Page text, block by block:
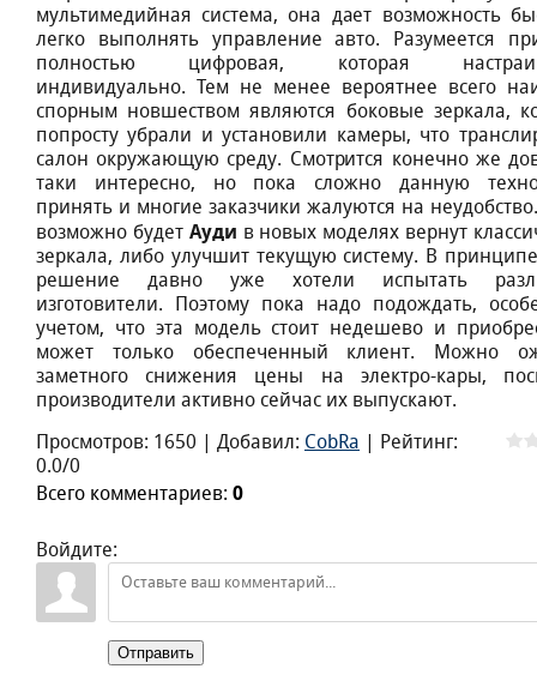
мультимедийная система, она дает возможность
легко выполнять управление авто. Разумеется
полностью цифровая, которая
индивидуально. Тем не менее вероятнее всего
спорным новшеством являются боковые зеркала,
попросту убрали и установили камеры, что
салон окружающую среду. Смотрится конечно же
таки интересно, но пока сложно данную
принять и многие заказчики жалуются на
возможно будет Ауди в новых моделях вернут
зеркала, либо улучшит текущую систему. В
решение давно уже хотели испытать
изготовители. Поэтому пока надо подождать,
учетом, что эта модель стоит недешево и
может только обеспеченный клиент. Можно
заметного снижения цены на электро-кары,
производители активно сейчас их выпускают.
Просмотров: 1650 Добавил: CobRa Рейтинг:
0.0/0
Всего комментариев: 0
Войдите:
Отправить